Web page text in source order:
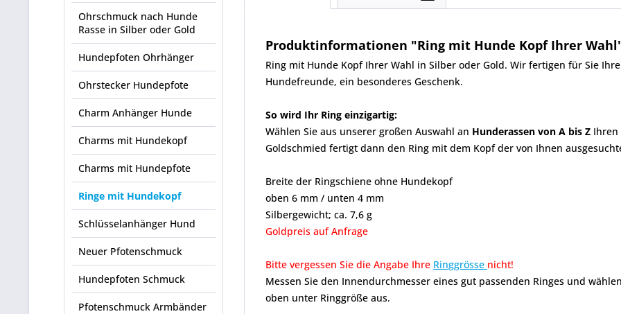
Ohrschmuck nach Hunde
Rasse in Silber oder Gold
Hundepfoten Ohrhänger
Ohrstecker Hundepfote
Charm Anhänger Hunde
Charms mit Hundekopf
Charms mit Hundepfote
Ringe mit Hundekopf
Schlüsselanhänger Hund
Neuer Pfotenschmuck
Hundepfoten Schmuck
Pfotenschmuck Armbänder
Produktinformationen "Ring mit Hunde Kopf Ihrer
Ring mit Hunde Kopf Ihrer Wahl in Silber oder Gold. Wir fertigen für Sie
Hundefreunde, ein besonderes Geschenk.
So wird Ihr Ring einzigartig:
Wählen Sie aus unserer großen Auswahl an Hunderassen von A bis Z Ihren
Goldschmied fertigt dann den Ring mit dem Kopf der von Ihnen
Breite der Ringschiene ohne Hundekopf
oben 6 mm / unten 4 mm
Silbergewicht; ca. 7,6 g
Goldpreis auf Anfrage
Bitte vergessen Sie die Angabe Ihre Ringgrösse nicht!
Messen Sie den Innendurchmesser eines gut passenden Ringes und
oben unter Ringgröße aus.